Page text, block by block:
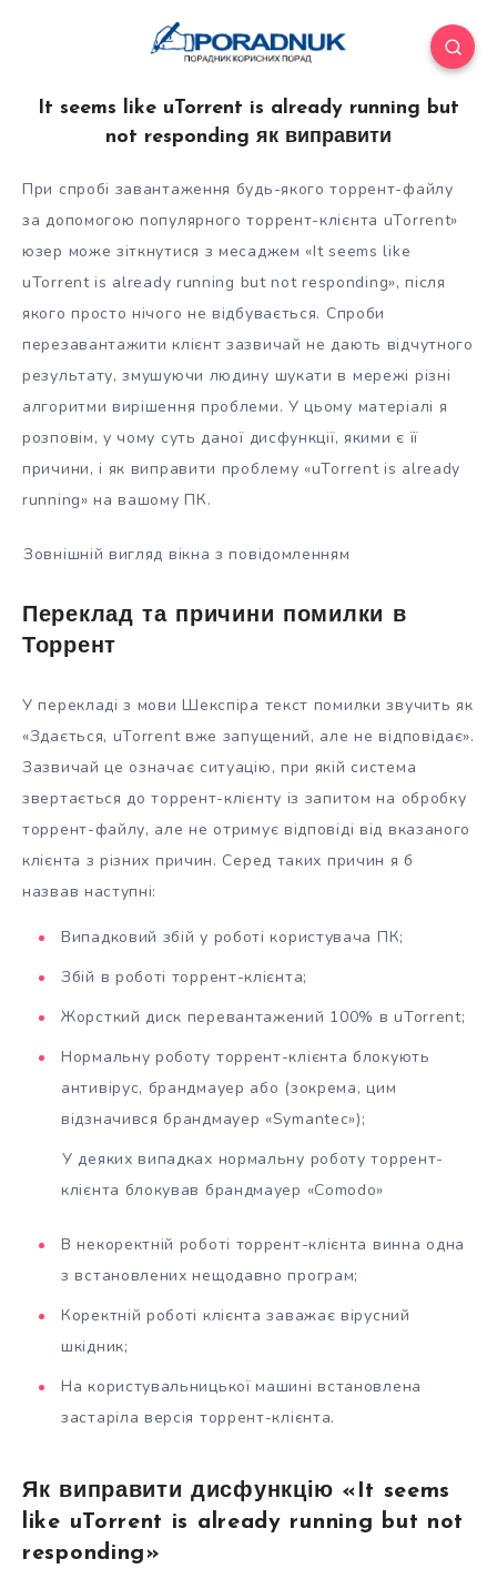
It seems like uTorrent is already running but
not responding як виправити
При спробі завантаження будь-якого торрент-файлу
за допомогою популярного торрент-клієнта uTorrent»
юзер може зіткнутися з месаджем «It seems like
uTorrent is already running but not responding», після
якого просто нічого не відбувається. Спроби
перезавантажити клієнт зазвичай не дають відчутного
результату, змушуючи людину шукати в мережі різні
алгоритми вирішення проблеми. У цьому матеріалі я
розповім, у чому суть даної дисфункції, якими є її
причини, і як виправити проблему «uTorrent is already
running» на вашому ПК.
Зовнішній вигляд вікна з повідомленням
Переклад та причини помилки в
Торрент
У перекладі з мови Шекспіра текст помилки звучить як
«Здається, uTorrent вже запущений, але не відповідає».
Зазвичай це означає ситуацію, при якій система
звертається до торрент-клієнту із запитом на обробку
торрент-файлу, але не отримує відповіді від вказаного
клієнта з різних причин. Серед таких причин я б
назвав наступні:
Випадковий збій у роботі користувача ПК;
Збій в роботі торрент-клієнта;
Жорсткий диск перевантажений 100% в uTorrent;
Нормальну роботу торрент-клієнта блокують
антивірус, брандмауер або (зокрема, цим
відзначився брандмауер «Symantec»);
У деяких випадках нормальну роботу торрент-
клієнта блокував брандмауер «Comodo»
В некоректній роботі торрент-клієнта винна одна
з встановлених нещодавно програм;
Коректній роботі клієнта заважає вірусний
шкідник;
На користувальницької машині встановлена
застаріла версія торрент-клієнта.
Як виправити дисфункцію «It seems
like uTorrent is already running but not
responding»